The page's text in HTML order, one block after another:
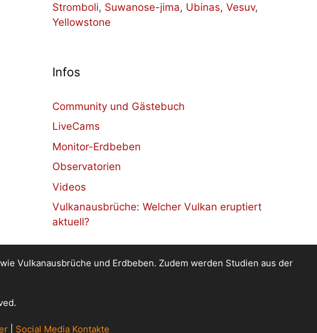
Stromboli, Suwanose-jima, Ubinas, Vesuv,
Yellowstone
Infos
Community und Gästebuch
LiveCams
Monitor-Erdbeben
Observatorien
Videos
Vulkanausbrüche: Welcher Vulkan eruptiert
aktuell?
Vulkanausbrüche und Erdbeben. Zudem werden Studien aus der
Social Media Kontakte